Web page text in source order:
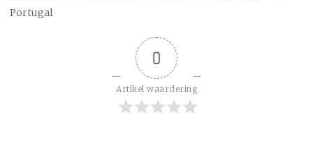
Portugal
0
Artikel waardering